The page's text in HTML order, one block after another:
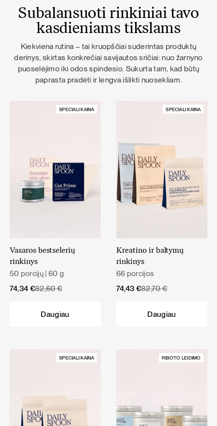
Subalansuoti rinkiniai tavo
kasdieniams tikslams
Kiekviena rutina – tai kruopščiai suderintas produktų
derinys, skirtas konkrečiai savijautos sričiai: nuo žarnyno
puoselėjimo iki odos spindesio. Sukurta tam, kad būtų
paprasta pradėti ir lengva išlikti nuosekliam.
SPECIALI KAINA
Vasaros bestselerių
rinkinys
50 porcijų | 60 g
82,60€
Original
74,34 €
Current
Daugiau
SPECIALI KAINA
Kreatino ir baltymų
rinkinys
66 porcijos
82,70€
Original
74,43 €
Current
Daugiau
SPECIALI KAINA RIBOTO LEIDIMO